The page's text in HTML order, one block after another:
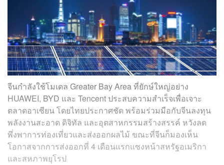
จีนกำลังใช้โมเดล Greater Bay Area ที่ยักษ์ใหญ่อย่าง
HUAWEI, BYD และ Tencent ประสบความสำเร็จเพื่อเจาะ
ตลาดอาเซียน โดยไทยประกาศชัด พร้อมร่วมมือกับจีนลงทุน
พลังงานสะอาด ดิจิทัล และอุตสาหกรรมสร้างสรรค์ หวังลด
พึ่งพาการท่องเที่ยวและส่งออกผลไม้ ขณะที่จีนก็มองเห็น
โอกาสจากการส่งออกที่ 4 เดือนเเรกแซงหน้าสหรัฐอเมริกา
และสหภาพยุโรป